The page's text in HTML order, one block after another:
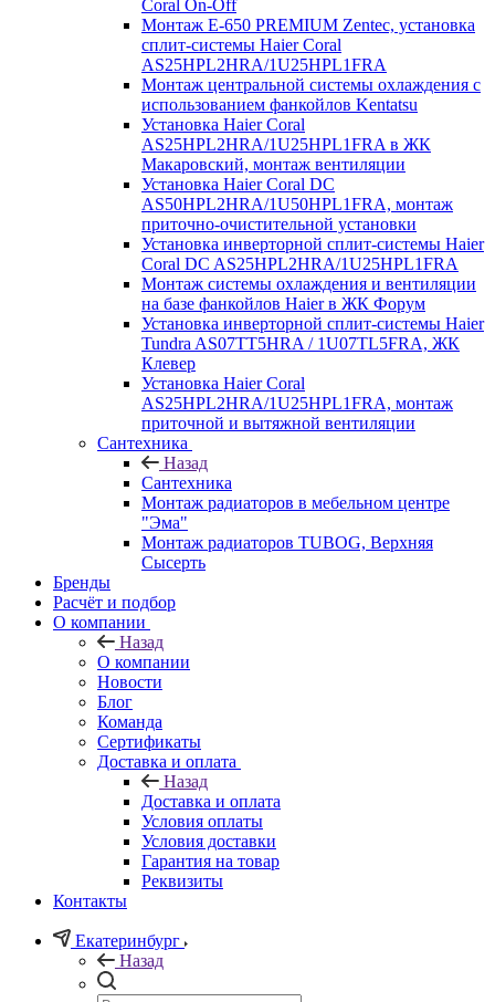
Coral On-Off
Монтаж E-650 PREMIUM Zentec, установка
сплит-системы Haier Coral
AS25HPL2HRA/1U25HPL1FRA
Монтаж центральной системы охлаждения с
использованием фанкойлов Kentatsu
Установка Haier Coral
AS25HPL2HRA/1U25HPL1FRA в ЖК
Макаровский, монтаж вентиляции
Установка Haier Coral DC
AS50HPL2HRA/1U50HPL1FRA, монтаж
приточно-очистительной установки
Установка инверторной сплит-системы Haier
Coral DC AS25HPL2HRA/1U25HPL1FRA
Монтаж системы охлаждения и вентиляции
на базе фанкойлов Haier в ЖК Форум
Установка инверторной сплит-системы Haier
Tundra AS07TT5HRA / 1U07TL5FRA, ЖК
Клевер
Установка Haier Coral
AS25HPL2HRA/1U25HPL1FRA, монтаж
приточной и вытяжной вентиляции
Сантехника
Назад
Сантехника
Монтаж радиаторов в мебельном центре
"Эма"
Монтаж радиаторов TUBOG, Верхняя
Сысерть
Бренды
Расчёт и подбор
О компании
Назад
О компании
Новости
Блог
Команда
Сертификаты
Доставка и оплата
Назад
Доставка и оплата
Условия оплаты
Условия доставки
Гарантия на товар
Реквизиты
Контакты
Екатеринбург
Назад